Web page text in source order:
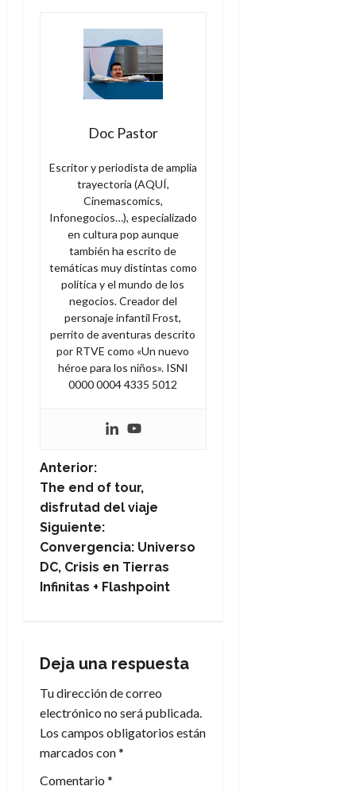
Doc Pastor
Escritor y periodista de amplia
trayectoria (AQUÍ,
Cinemascomics,
Infonegocios…), especializado
en cultura pop aunque
también ha escrito de
temáticas muy distintas como
política y el mundo de los
negocios. Creador del
personaje infantil Frost,
perrito de aventuras descrito
por RTVE como «Un nuevo
héroe para los niños». ISNI
0000 0004 4335 5012
N
a
v
e
c
i
ó
n
Anterior:
The end of tour,
disfrutad del viaje
Siguiente:
Convergencia: Universo
DC, Crisis en Tierras
Infinitas + Flashpoint
Deja una respuesta
Tu dirección de correo
electrónico no será publicada.
Los campos obligatorios están
marcados con*
Comentario *